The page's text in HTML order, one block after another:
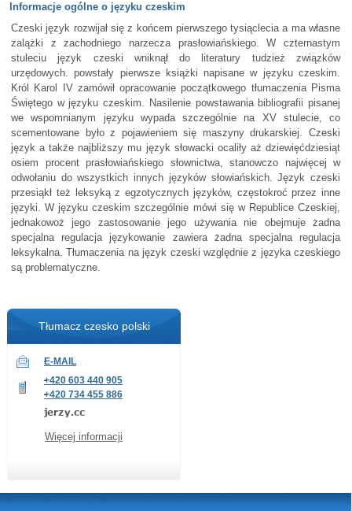
Informacje ogólne o języku czeskim
Czeski język rozwijał się z końcem pierwszego tysiąclecia a ma własne
zalążki z zachodniego narzecza prasłowiańskiego. W czternastym
stuleciu język czeski wniknął do literatury tudzież związków
urzędowych. powstały pierwsze książki napisane w języku czeskim.
Król Karol IV zamówił opracowanie początkowego tłumaczenia Pisma
Świętego w języku czeskim. Nasilenie powstawania bibliografii pisanej
we wspomnianym języku wypada szczególnie na XV stulecie, co
scementowane było z pojawieniem się maszyny drukarskiej. Czeski
język a także najbliższy mu język słowacki ocaliły aż dziewięćdziesiąt
osiem procent prasłowiańskiego słownictwa, stanowczo najwięcej w
odwołaniu do wszystkich innych języków słowiańskich. Język czeski
przesiąkł też leksyką z egzotycznych języków, częstokroć przez inne
języki. W języku czeskim szczególnie mówi się w Republice Czeskiej,
jednakowoż jego zastosowanie jego używania nie obejmuje żadna
specjalna regulacja językowanie zawiera żadna specjalna regulacja
leksykalna. Tłumaczenia na język czeski względnie z języka czeskiego
są problematyczne.
Tłumacz czesko polski
E-MAIL
+420 603 440 905
+420 734 455 886
Więcej informacji